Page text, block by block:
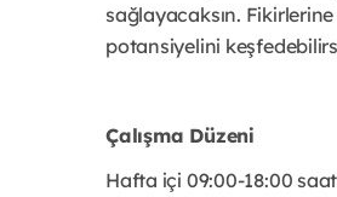
sağlayacaksın.
potansiyelini
Çalışma Düzeni
Hafta içi 09:00-18:00